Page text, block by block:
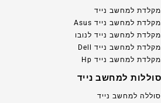
מקלדת למחשב נייד
מקלדת למחשב נייד Asus
מקלדת למחשב נייד לנובו
מקלדת למחשב נייד Dell
מקלדת למחשב נייד Hp
סוללות למחשב נייד
סוללה למחשב נייד